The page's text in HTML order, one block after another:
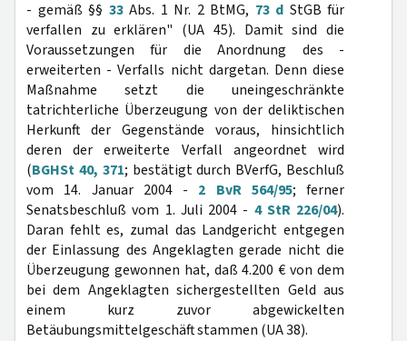
- gemäß §§ 33Abs. 1 Nr. 2 BtMG, 73 d StGB für
verfallen zu erklären" (UA 45). Damit sind die
Voraussetzungen für die Anordnung des -
erweiterten - Verfalls nicht dargetan. Denn diese
Maßnahme setzt die uneingeschränkte
tatrichterliche Überzeugung von der deliktischen
Herkunft der Gegenstände voraus, hinsichtlich
deren der erweiterte Verfall angeordnet wird
(BGHSt 40, 371; bestätigt durch BVerfG, Beschluß
vom 14. Januar 2004 - 2 BvR 564/95; ferner
Senatsbeschluß vom 1. Juli 2004 - 4 StR 226/04).
Daran fehlt es, zumal das Landgericht entgegen
der Einlassung des Angeklagten gerade nicht die
Überzeugung gewonnen hat, daß 4.200 € von dem
bei dem Angeklagten sichergestellten Geld aus
einem kurz zuvor abgewickelten
Betäubungsmittelgeschäft stammen (UA 38).